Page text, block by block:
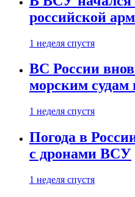
российской
1 неделя спустя
ВС России
морским
1 неделя спустя
Погода в
с дронами ВСУ
1 неделя спустя